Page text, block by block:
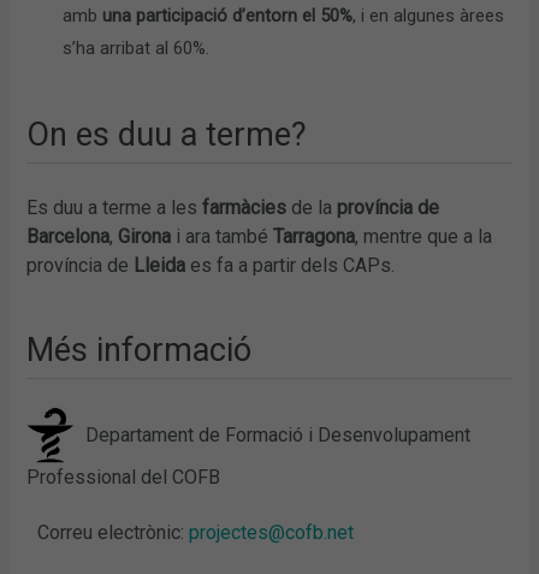
amb una participació d’entorn el 50%, i en algunes àrees
s’ha arribat al 60%.
On es duu a terme?
Es duu a terme a lesfarmàcies de la província de
Barcelona, Girona i ara tambéTarragona, mentre que a la
província de Lleida es fa a partir dels CAPs.
Més informació
Departament de Formació i Desenvolupament
Professional del COFB
Correu electrònic:projectes@cofb.net